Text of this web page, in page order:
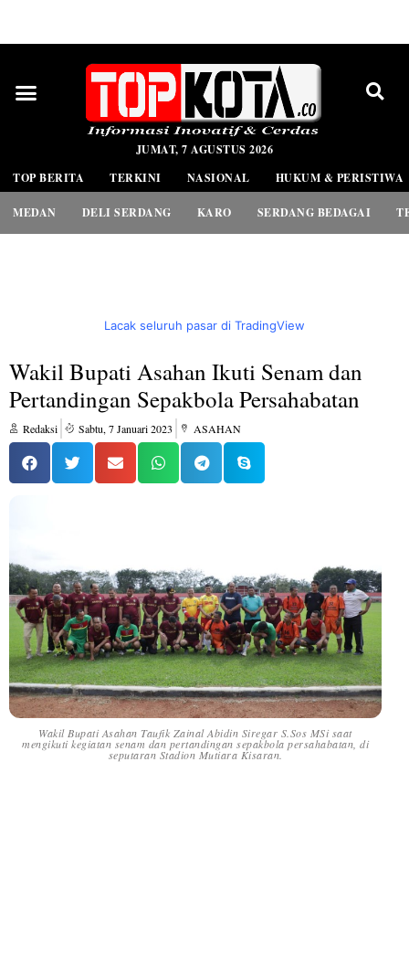
JUMAT, 7 AGUSTUS 2026
TOP BERITA
TERKINI NASIONAL HUKUM & PERISTIWA
MEDAN DELI SERDANG KARO SERDANG BEDAGAI
Lacak seluruh pasar di TradingView
Wakil Bupati Asahan Ikuti Senam dan
Pertandingan Sepakbola Persahabatan
Redaksi Sabtu, 7 Januari 2023 ASAHAN
Wakil Bupati Asahan Taufik Zainal Abidin Siregar S.Sos MSi saat
mengikuti kegiatan senam dan pertandingan sepakbola persahabatan, di
seputaran Stadion Mutiara Kisaran.